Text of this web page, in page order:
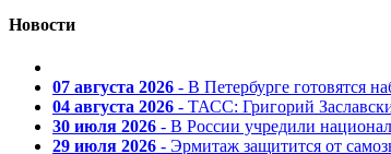
Новости
07 августа 2026 - В Петербурге готовятся
04 августа 2026 - ТАСС: Григорий
30 июля 2026 - В России учредили
29 июля 2026 - Эрмитаж защитится от